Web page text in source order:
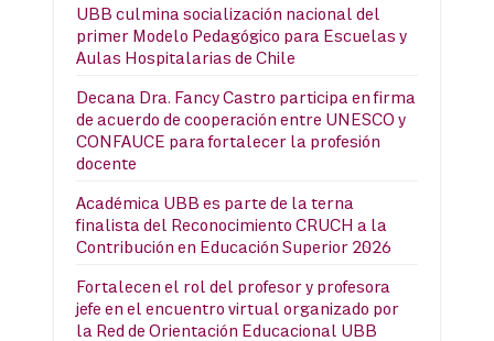
UBB culmina socialización nacional del
primer Modelo Pedagógico para Escuelas y
Aulas Hospitalarias de Chile
Decana Dra. Fancy Castro participa en firma
de acuerdo de cooperación entre UNESCO y
CONFAUCE para fortalecer la profesión
docente
Académica UBB es parte de la terna
finalista del Reconocimiento CRUCH a la
Contribución en Educación Superior 2026
Fortalecen el rol del profesor y profesora
jefe en el encuentro virtual organizado por
la Red de Orientación Educacional UBB